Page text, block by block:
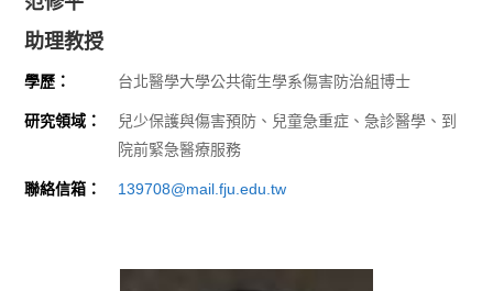
助理教授
學歷： 台北醫學大學公共衛生學系傷害防治組博士
研究領域：
兒少保護與傷害預防、兒童急重症、急診醫學、到
院前緊急醫療服務
聯絡信箱： 139708@mail.fju.edu.tw